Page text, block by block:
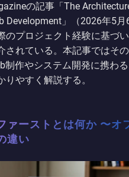
の記事「The
Development」（2026年5月
のプロジェクト経験に基づ
されている。本記事ではそ
制作やシステム開発に携わ
りやすく解説する。
ァーストとは何か 〜オ
違い